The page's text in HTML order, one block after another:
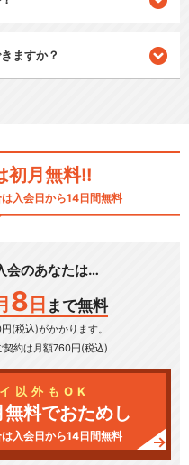
ますか？
初月無料!!
入会日から14日間無料
会のあなたは…
8 日 まで無料
(税込)がかかります。
契約は月額760円(税込)
以外もOK
料でおためし
入会日から14日間無料